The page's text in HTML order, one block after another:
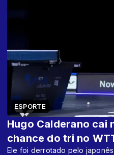
ESPORTE
Hugo Calderano cai
chance do tri no
Ele foi derrotado pelo